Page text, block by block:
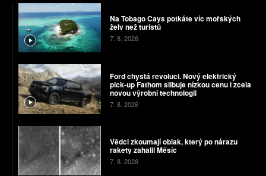
Na Tobago Cays potkáte víc mořských
želv než turistů
7. 8. 2026
Ford chystá revoluci. Nový elektrický
pick-up Fathom slibuje nízkou cenu i zcela
novou výrobní technologii
7. 8. 2026
Vědci zkoumají oblak, který po nárazu
rakety zahalil Měsíc
7. 8. 2026